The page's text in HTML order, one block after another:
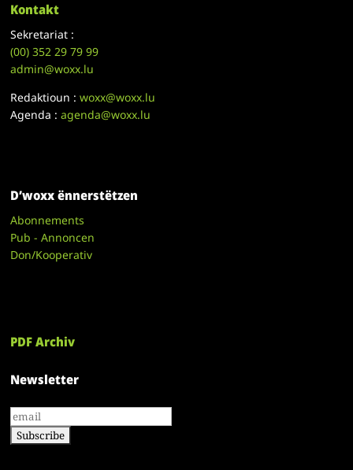
Kontakt
Sekretariat :
(00)352 29 79 99
admin@woxx.lu
Redaktioun :woxx@woxx.lu
Agenda :agenda@woxx.lu
D’woxx ënnerstëtzen
Abonnements
Pub - Annoncen
Don/Kooperativ
PDF Archiv
Newsletter